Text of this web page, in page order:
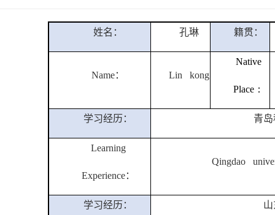
姓名： 孔琳 籍贯：
Name： Lin kong
Native
Place ：
学习经历： 青
Learning
Experience：
Qingdao
学习经历：